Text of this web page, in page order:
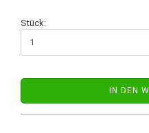
Stück:
IN DEN